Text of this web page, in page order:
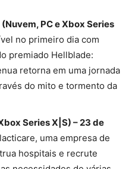
PC e Xbox Series
no primeiro dia com
premiado Hellblade:
retorna em uma jornada
do mito e tormento da
Series X|S) – 23 de
uma empresa de
hospitais e recrute